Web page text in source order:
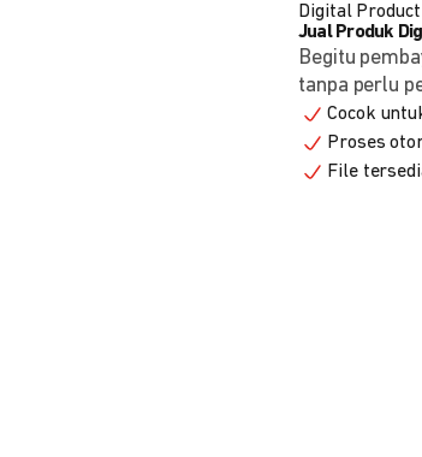
Digital Product
Jual Produk
Begitu
tanpa perlu
Cocok
Proses
File